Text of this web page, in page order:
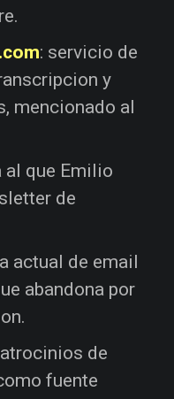
: servicio de
y
mencionado al
al que Emilio
de
actual de email
abandona por
de
fuente